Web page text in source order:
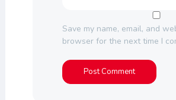
Save my name, email, and
browser for the next time I